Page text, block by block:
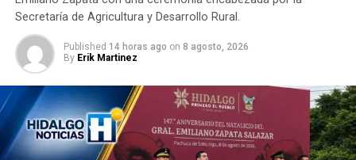
Secretaría de Agricultura y Desarrollo Rural.
Published 14 horas ago on 8 agosto, 2026
By Erik Martinez